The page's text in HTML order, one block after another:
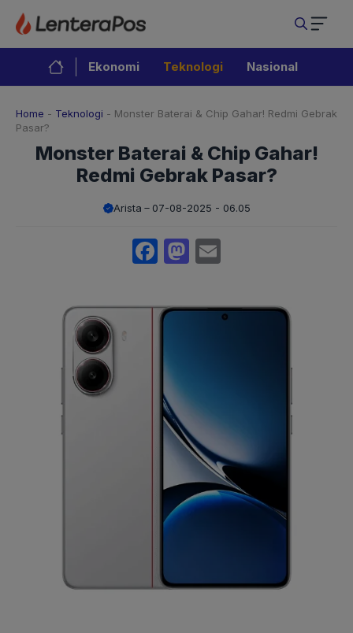
Langsung
isi
Ekonomi Teknologi Nasional
Home - Teknologi - Monster Baterai & Chip Gahar! Redmi Gebrak
Pasar?
Monster Baterai & Chip Gahar!
Redmi Gebrak Pasar?
Arista 07-08-2025 - 06.05
Facebook
Mastodon